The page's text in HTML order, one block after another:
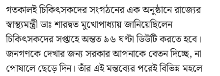
গতকালই চিকিৎসকদের সংগঠনের এক অনুষ্ঠানে রাজ্যের
স্বাস্থ্যমন্ত্রী ডাঃ শারদ্বত মুখোপাধ্যায় জানিয়েছিলেন
চিকিৎসকদের সপ্তাহে অন্তত ৯৬ ঘণ্টা ডিউটি করতে হবে।
জনগণকে দেখার জন্য সরকার আপনাকে বেতন দিচ্ছে, না
পোষালে ছেড়ে দিন। তাঁর এই মন্তব্যের পরেই বিভিন্ন মহলে